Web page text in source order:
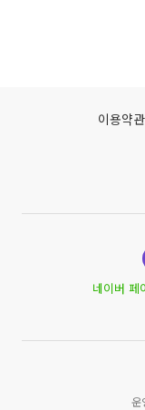
이용약관
네이버 페
운